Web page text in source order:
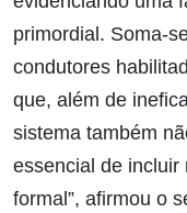
primordial. Soma-
condutores
que, além de
sistema também
essencial de incluir
formal”, afirmou o